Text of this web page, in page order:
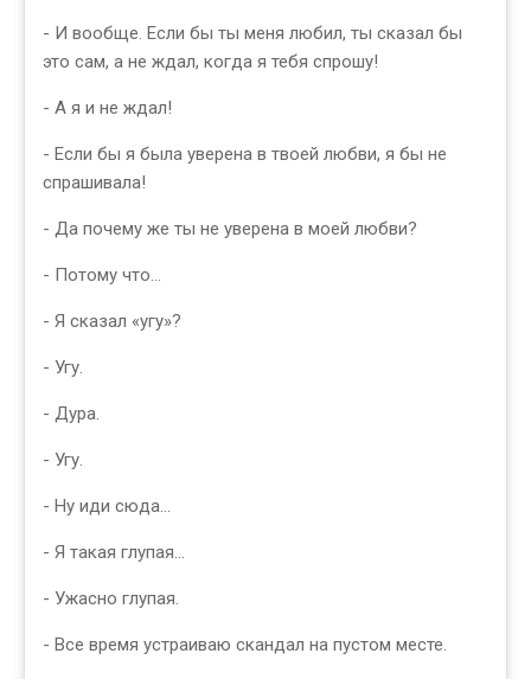
- И вообще. Если бы ты меня любил, ты сказал бы
это сам, а не ждал, когда я тебя спрошу!
- А я и не ждал!
- Если бы я была уверена в твоей любви, я бы не
спрашивала!
- Да почему же ты не уверена в моей любви?
- Потому что…
- Я сказал «угу»?
- Угу.
- Дура.
- Угу.
- Ну иди сюда…
- Я такая глупая…
- Ужасно глупая.
- Все время устраиваю скандал на пустом месте.